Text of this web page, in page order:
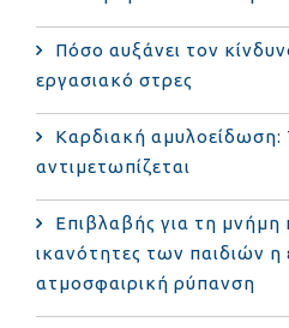
Πόσο αυξάνει τον
εργασιακό στρες
Καρδιακή αμυλοείδωση:
αντιμετωπίζεται
Επιβλαβής για τη μνήμη
ικανότητες των παιδιών η
ατμοσφαιρική ρύπανση